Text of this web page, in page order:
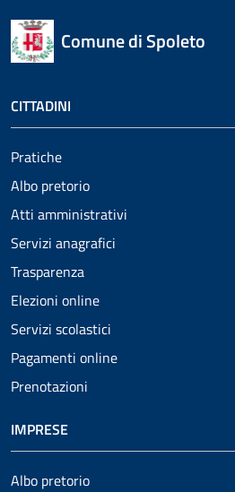
Comune di Spoleto
CITTADINI
Pratiche
Albo pretorio
Atti amministrativi
Servizi anagrafici
Trasparenza
Elezioni online
Servizi scolastici
Pagamenti online
Prenotazioni
IMPRESE
Albo pretorio